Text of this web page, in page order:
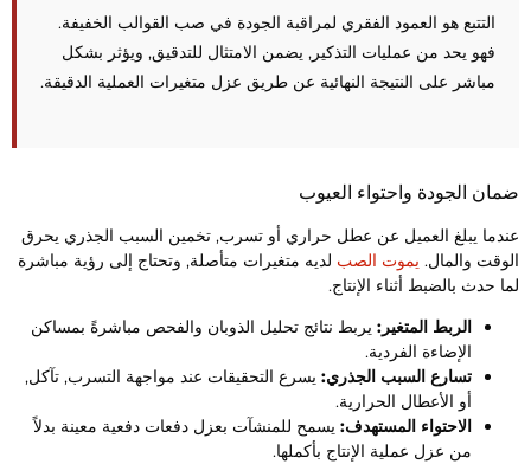
التتبع هو العمود الفقري لمراقبة الجودة في صب القوالب الخفيفة.
فهو يحد من عمليات التذكير, يضمن الامتثال للتدقيق, ويؤثر بشكل
مباشر على النتيجة النهائية عن طريق عزل متغيرات العملية الدقيقة.
الجودة واحتواء العيوب
يبلغ العميل عن عطل حراري أو تسرب, تخمين السبب الجذري يحرق
والمال.يموت الصبلديه متغيرات متأصلة, وتحتاج إلى رؤية مباشرة
حدث بالضبط أثناء الإنتاج.
الربط المتغير:يربط نتائج تحليل الذوبان والفحص مباشرةً بمساكن
الإضاءة الفردية.
تسارع السبب الجذري: يسرع التحقيقات عند مواجهة التسرب, تآكل,
أو الأعطال الحرارية.
الاحتواء المستهدف:يسمح للمنشآت بعزل دفعات دفعية معينة بدلاً
من عزل عملية الإنتاج بأكملها.